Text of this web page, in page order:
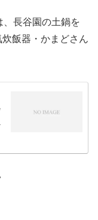
、長谷園の土鍋を
飯器・かまどさん